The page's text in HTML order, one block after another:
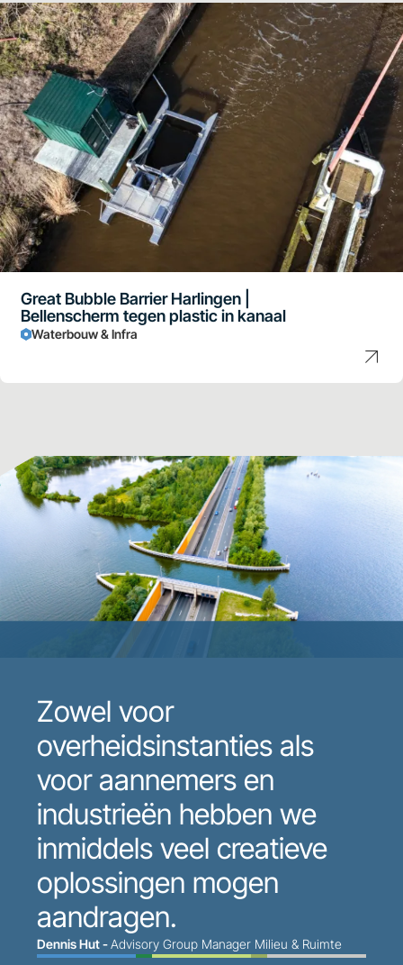
Great Bubble Barrier Harlingen |
Bellenscherm tegen plastic in kanaal
Waterbouw & Infra
Zowel voor
overheidsinstanties als
voor aannemers en
industrieën hebben we
inmiddels veel creatieve
oplossingen mogen
aandragen.
Dennis Hut -Advisory Group Manager Milieu & Ruimte